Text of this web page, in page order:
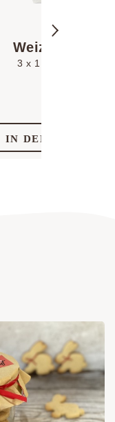
Weizenmehl
3 x 1 kg |
IN DEN